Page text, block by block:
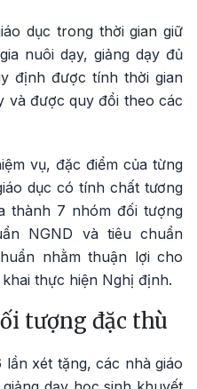
dục trong thời gian giữ
nuôi dạy, giảng dạy đủ
định được tính thời gian
và được quy đổi theo các
vụ, đặc điểm của từng
dục có tính chất tương
thành 7 nhóm đối tượng
NGND và tiêu chuẩn
nhằm thuận lợi cho
thực hiện Nghị định.
tượng đặc thù
xét tặng, các nhà giáo